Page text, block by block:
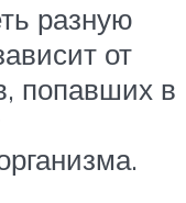
разную
от
попавших в